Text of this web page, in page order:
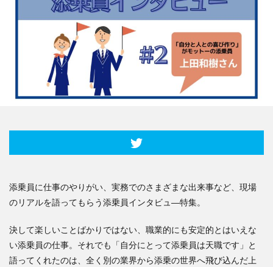
添乗員に仕事のやりがい、実務でのさまざまな出来事など、現場
のリアルを語ってもらう添乗員インタビュ―特集。
決して楽しいことばかりではない、職業的にも安定的とはいえな
い添乗員の仕事。それでも「自分にとって添乗員は天職です」と
語ってくれたのは、全く別の業界から添乗の世界へ飛び込んだ上